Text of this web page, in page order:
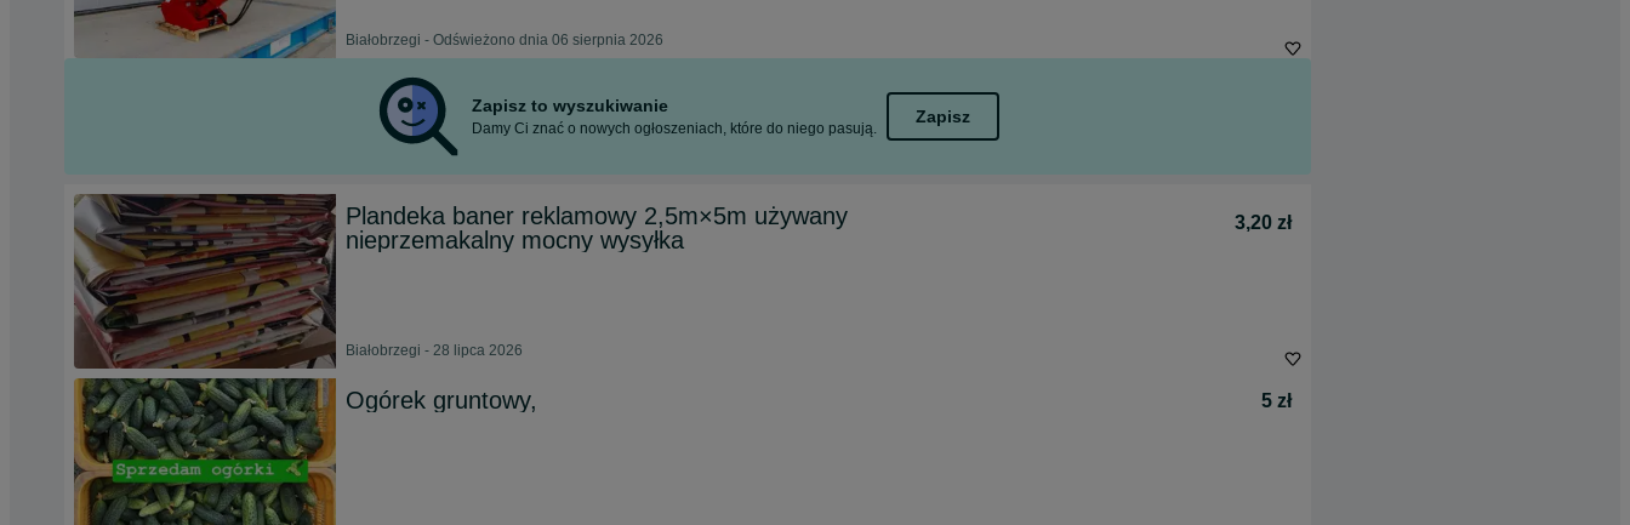
Białobrzegi - Odświeżono dnia 06 sierpnia 2026
Zapisz to wyszukiwanie
Damy Ci znać o nowych ogłoszeniach, które do niego pasują.
Zapisz
Plandeka baner reklamowy 2,5m×5m używany
nieprzemakalny mocny wysyłka
3,20 zł
Białobrzegi - 28 lipca 2026
Ogórek gruntowy, 5 zł